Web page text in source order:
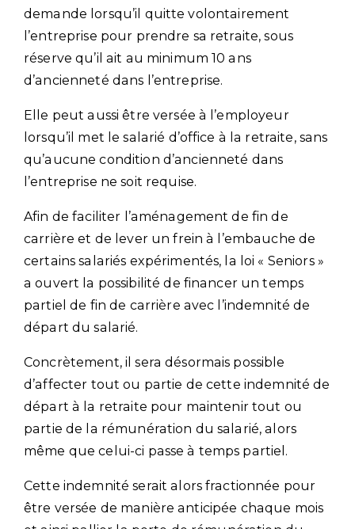
demande lorsqu’il quitte volontairement
l’entreprise pour prendre sa retraite, sous
réserve qu’il ait au minimum 10 ans
d’ancienneté dans l’entreprise.
Elle peut aussi être versée à l’employeur
lorsqu’il met le salarié d’office à la retraite, sans
qu’aucune condition d’ancienneté dans
l’entreprise ne soit requise.
Afin de faciliter l’aménagement de fin de
carrière et de lever un frein à l’embauche de
certains salariés expérimentés, la loi « Seniors »
a ouvert la possibilité de financer un temps
partiel de fin de carrière avec l’indemnité de
départ du salarié.
Concrètement, il sera désormais possible
d’affecter tout ou partie de cette indemnité de
départ à la retraite pour maintenir tout ou
partie de la rémunération du salarié, alors
même que celui-ci passe à temps partiel.
Cette indemnité serait alors fractionnée pour
être versée de manière anticipée chaque mois